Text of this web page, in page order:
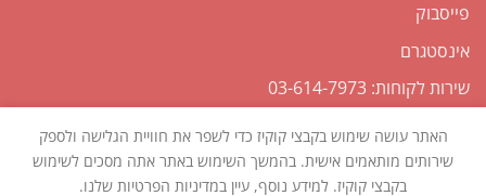
פייסבוק
אינסטגרם
שירות לקוחות: 03-614-7973
האתר עושה שימוש בקבצי קוקיז כדי לשפר את חוויית הגלישה ולספק
שירותים מותאמים אישית. בהמשך השימוש באתר אתה מסכים לשימוש
בקבצי קוקיז. למידע נוסף, עיין במדיניות הפרטיות שלנו.